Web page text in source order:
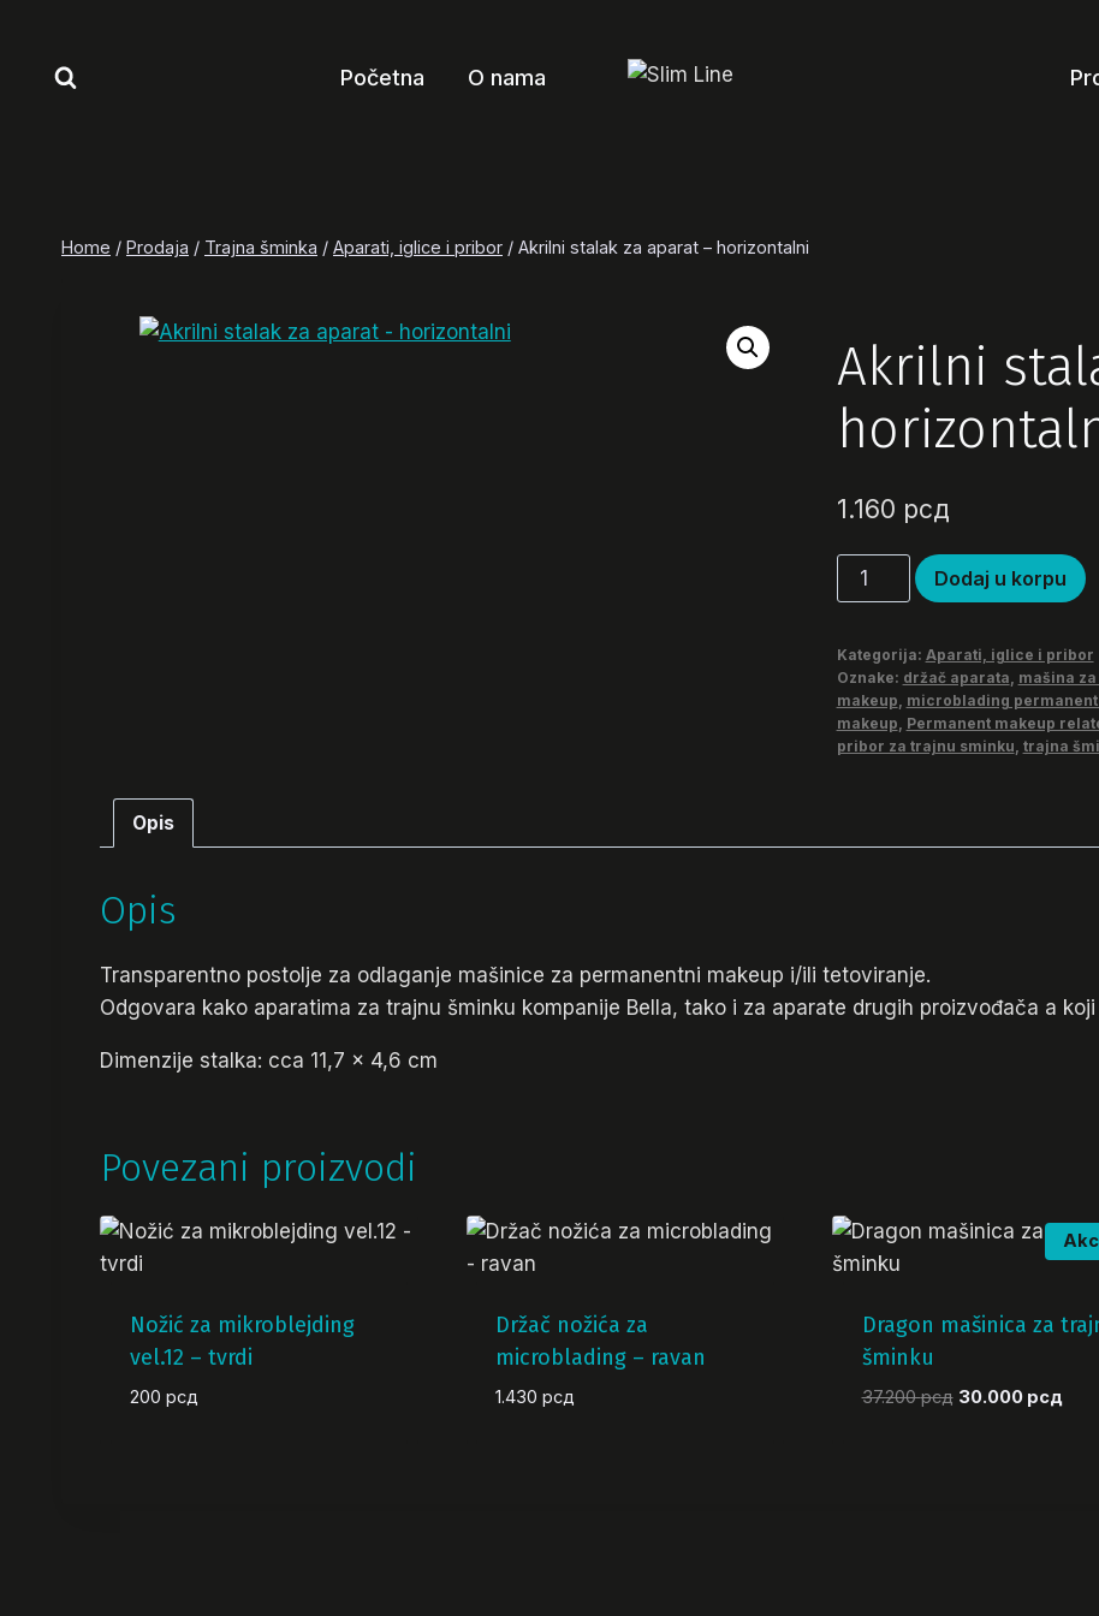
content
Početna O nama
Home / Prodaja / Trajna šminka / Aparati, iglice i pribor / Akrilni stalak za aparat – horizontalni
Akrilni
1.160 рсд
Akrilni
stalak
aparat
-
horizontalni
količina
Dodaj u korpu
Kategorija: Aparati, iglice i pribor
Oznake: držač aparata mašina
makeup microblading permanent
makeup Permanent makeup
pribor za trajnu sminku trajna
Opis
Opis
Transparentno postolje za odlaganje mašinice za permanentni makeup i/ili tetoviranje.
Odgovara kako aparatima za trajnu šminku kompanije Bella, tako i za aparate drugih proizvođača a
Dimenzije stalka: cca 11,7 x 4,6 cm
Povezani proizvodi
Nožić za mikroblejding
vel.12 – tvrdi
200 рсд
Držač nožića za
microblading – ravan
1.430 рсд
Dragon mašinica za
šminku
37.200рсд Originalna
30.000 рсд